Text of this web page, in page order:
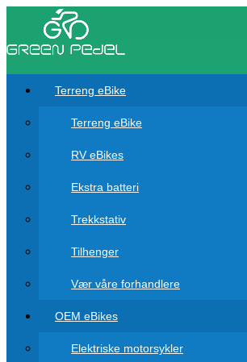
Terreng eBike
Terreng eBike
RV eBikes
Ekstra batteri
Trekkstativ
Tilhenger
Vær våre forhandlere
OEM eBikes
Elektriske motorsykler